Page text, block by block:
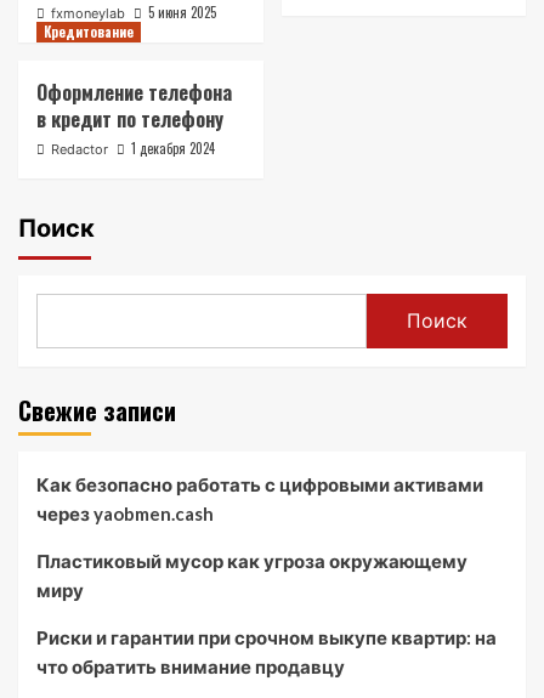
fxmoneylab 5 июня 2025
Кредитование
Оформление телефона
в кредит по телефону
Redactor 1 декабря 2024
Поиск
Поиск
Свежие записи
Как безопасно работать с цифровыми активами
через yaobmen.cash
Пластиковый мусор как угроза окружающему
миру
Риски и гарантии при срочном выкупе квартир: на
что обратить внимание продавцу